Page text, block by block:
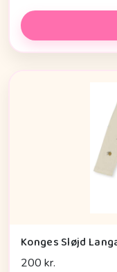
Konges Sløjd
200 kr.